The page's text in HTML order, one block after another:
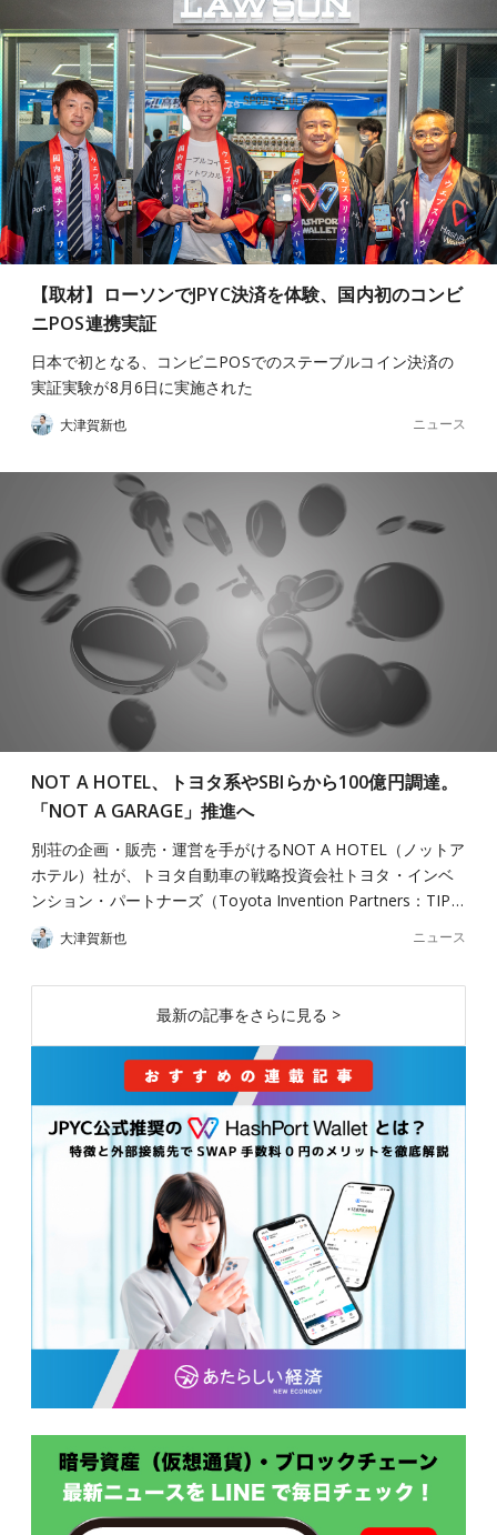
【取材】ローソンでJPYC決済を体験、国内初のコンビ
ニPOS連携実証
日本で初となる、コンビニPOSでのステーブルコイン決済の
実証実験が8月6日に実施された
大津賀新也 ニュース
NOT A HOTEL、トヨタ系やSBIらから100億円調達。
「NOT A GARAGE」推進へ
別荘の企画・販売・運営を手がけるNOT A HOTEL（ノットア
ホテル）社が、トヨタ自動車の戦略投資会社トヨタ・インベ
ンション・パートナーズ（Toyota Invention Partners：TIP…
大津賀新也 ニュース
最新の記事をさらに見る >